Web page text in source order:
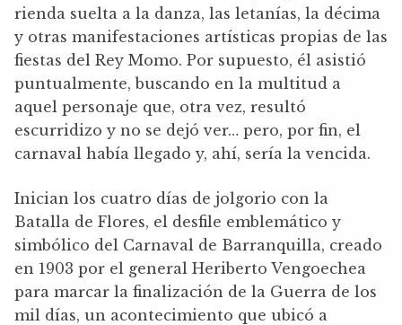
rienda suelta a la danza, las letanías, la décima
y otras manifestaciones artísticas propias de las
fiestas del Rey Momo. Por supuesto, él asistió
puntualmente, buscando en la multitud a
aquel personaje que, otra vez, resultó
escurridizo y no se dejó ver… pero, por fin, el
carnaval había llegado y, ahí, sería la vencida.
Inician los cuatro días de jolgorio con la
Batalla de Flores, el desfile emblemático y
simbólico del Carnaval de Barranquilla, creado
en 1903 por el general Heriberto Vengoechea
para marcar la finalización de la Guerra de los
mil días, un acontecimiento que ubicó a